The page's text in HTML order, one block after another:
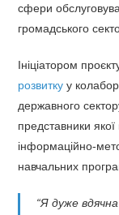
сфери
громадського
Ініціатором
розвитку у
державного
представники
інформаційно-
навчальних
“Я дуже